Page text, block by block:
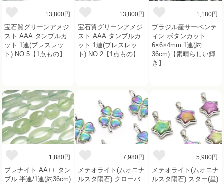
13,800円
宝石質グリーンアメジ
スト AAA タンブルカ
ット 1連(ブレスレッ
ト) NO.5【1点もの】
13,800円
宝石質グリーンアメジ
スト AAA タンブルカ
ット 1連(ブレスレッ
ト) NO.2【1点もの】
1,180円
ブラジル産サーペンテ
ィン ボタンカット
6×6×4mm 1連(約
36cm)【素晴らしい輝
き】
1,880円
プレナイト AA++ タン
ブル 半連/1連(約36cm)
7,980円
メテオライト(ムオニナ
ルスタ隕石) クローバ
5,980円
メテオライト(ムオニナ
ルスタ隕石) スター(星)